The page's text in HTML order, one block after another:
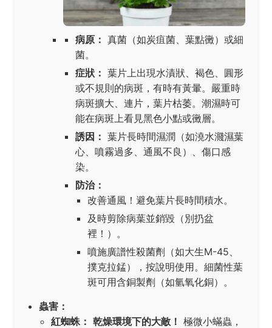
病原： 真菌（如炭疽菌、葉點黴）或細
菌。
症狀： 葉片上出現水漬狀、褐色、圓形
或不規則的病斑，有時有黃暈。嚴重時
病斑擴大、連片，葉片枯萎。潮濕時可
能在病斑上看見黑色小點或黴層。
誘因： 葉片長時間濕潤（如澆水濺濕葉
心、噴霧過多、通風不良）、傷口感
染。
防治：
改善通風！避免葉片長時間積水。
及時剪除病葉並銷毀（別扔盆
裡！）。
噴施廣譜性殺菌劑（如大生M-45、
撲克拉錳），按說明使用。細菌性葉
斑可用含銅製劑（如氫氧化銅）。
蟲害：
紅蜘蛛： 乾燥環境下的大敵！ 極微小蟎蟲，